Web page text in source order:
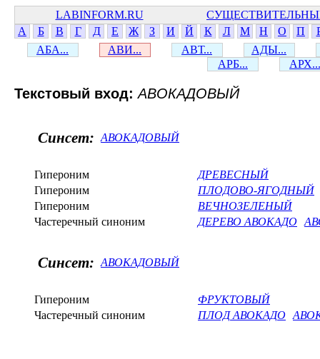
LABINFORM.RU
А
Б В Г Д Е Ж З И Й К Л М Н О П
АБА...
АВИ... АВТ...
АДЫ...
АРБ...
АРХ...
Текстовый вход:АВОКАДОВЫЙ
Синсет: АВОКАДОВЫЙ
Гипероним
ДРЕВЕСНЫЙ
Гипероним
ПЛОДОВО-ЯГОДНЫЙ
Гипероним
ВЕЧНОЗЕЛЕНЫЙ
Частеречный синоним
ДЕРЕВО АВОКАДО
Синсет: АВОКАДОВЫЙ
Гипероним
ФРУКТОВЫЙ
Частеречный синоним
ПЛОД АВОКАДО